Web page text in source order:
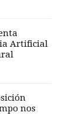
Artificial
nos